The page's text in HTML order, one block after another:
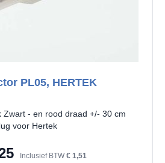
PL05, HERTEK
Zwart - en rood draad +/- 30 cm
voor Hertek
Inclusief BTW € 1,51